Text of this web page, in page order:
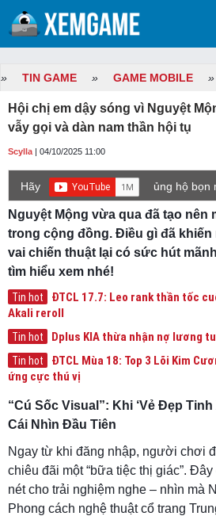
» TIN GAME » GAME MOBILE »
Hội chị em dậy sóng vì Nguyệt
vẫy gọi và dàn nam thần hội tụ
Scylla | 04/10/2025 11:00
Hãy
ủng hộ bọn
game mới hơn nhé!
Nguyệt Mộng vừa qua đã tạo
trong cộng đồng. Điều gì đã khiến
vai chiến thuật lại có sức hút
tìm hiểu xem nhé!
Tin hot
ĐTCL 17.7: Leo rank thần tốc
Akali reroll
Tin hot Dplus KIA thừa nhận nợ lương
Tin hot
ĐTCL Mùa 18: Top 3 Lõi Kim
ứng cực thú vị
“Cú Sốc Visual”: Khi ‘Vẻ Đẹp
Cái Nhìn Đầu Tiên
Ngay từ khi đăng nhập, người chơi
chiêu đãi một “bữa tiệc thị giác”.
nét cho trải nghiệm nghe – nhìn mà
Phong cách nghệ thuật cổ trang